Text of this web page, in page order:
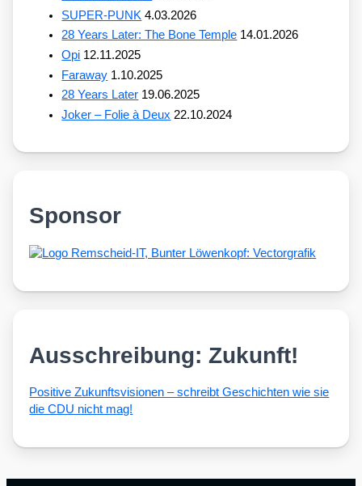
SUPER-PUNK 4.03.2026
28 Years Later: The Bone Temple 14.01.2026
Opi 12.11.2025
Faraway 1.10.2025
28 Years Later 19.06.2025
Joker – Folie à Deux 22.10.2024
Sponsor
Ausschreibung: Zukunft!
Posi­ti­ve Zukunfts­vi­sio­nen – schreibt Geschich­ten wie sie
die CDU nicht mag!